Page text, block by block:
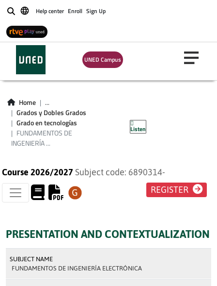
BuscarHelp center Enroll Sign Up
UNED Campus
Home
...
Grados y Dobles Grados
Grado en tecnologías
FUNDAMENTOS DE
INGENIERÍA ...
Listen
FUNDAMENTOS DE
INGENIERÍA
ELECTRÓNICA
Course 2026/2027 Subject code: 6890314-
REGISTER
PRESENTATION AND CONTEXTUALIZATION
SUBJECT NAME
FUNDAMENTOS DE INGENIERÍA ELECTRÓNICA